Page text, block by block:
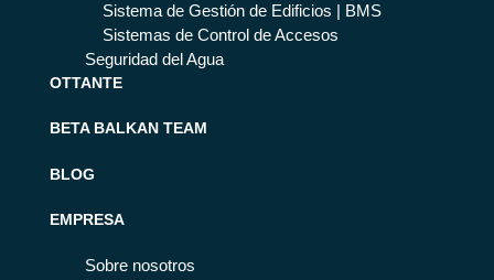
Sistema de Gestión de Edificios | BMS
Sistemas de Control de Accesos
Seguridad del Agua
OTTANTE
BETA BALKAN TEAM
BLOG
EMPRESA
Sobre nosotros